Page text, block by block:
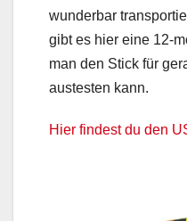
wunderbar
gibt es hier eine 12-
man den Stick für
austesten kann.
Hier findest du den